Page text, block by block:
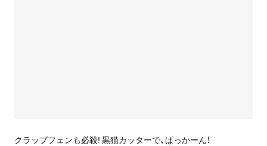
クラップフェンも必殺! 黒猫カッターで、ぱっかーん！